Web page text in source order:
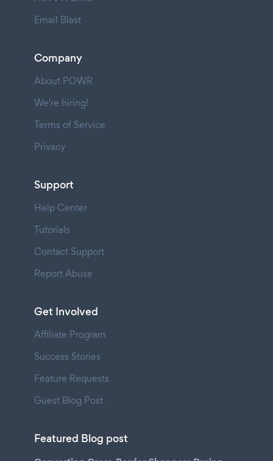
Email Blast
Company
About POWR
We're hiring!
Terms of Service
Privacy
Support
Help Center
Tutorials
Contact Support
Report Abuse
Get Involved
Affiliate Program
Success Stories
Feature Requests
Guest Blog Post
Featured Blog post